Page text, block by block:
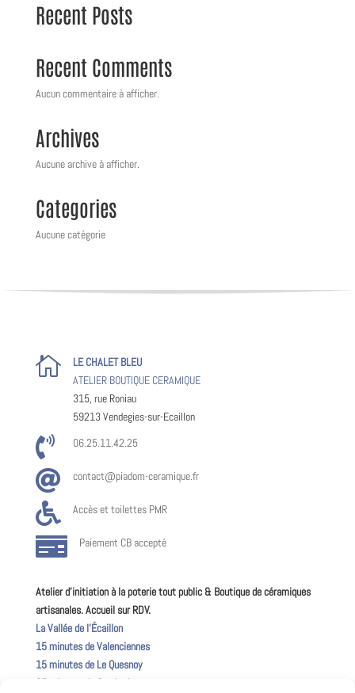
Recent Posts
Recent Comments
Aucun commentaire à afficher.
Archives
Aucune archive à afficher.
Categories
Aucune catégorie

LE CHALET BLEU
ATELIER BOUTIQUE CERAMIQUE
315, rue Roniau
59213 Vendegies-sur-Ecaillon
 06.25.11.42.25
 contact@piadom-ceramique.fr
 Accès et toilettes PMR
 Paiement CB accepté
Atelier d’initiation à la poterie tout public & Boutique de céramiques
artisanales. Accueil sur RDV.
La Vallée de l’Écaillon
15 minutes de Valenciennes
15 minutes de Le Quesnoy
25 minutes de Cambrai